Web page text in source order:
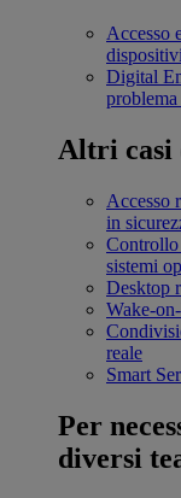
Accesso
Digital
Altri casi
Accesso
in
sistemi
Desktop
Wake-
reale
Smart
Per
diversi